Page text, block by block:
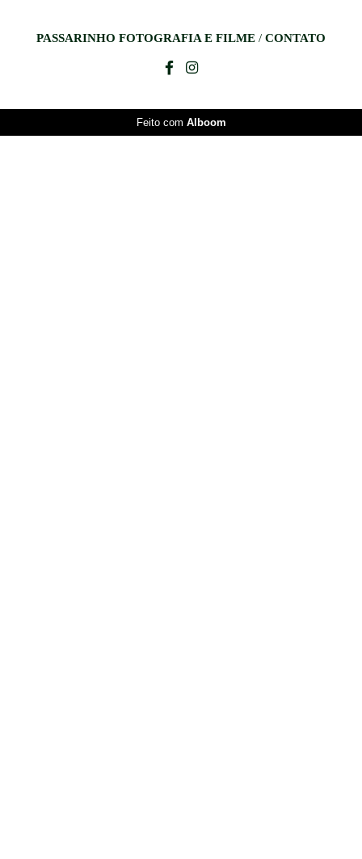
PASSARINHO FOTOGRAFIA E FILME / CONTATO
Feito com Alboom